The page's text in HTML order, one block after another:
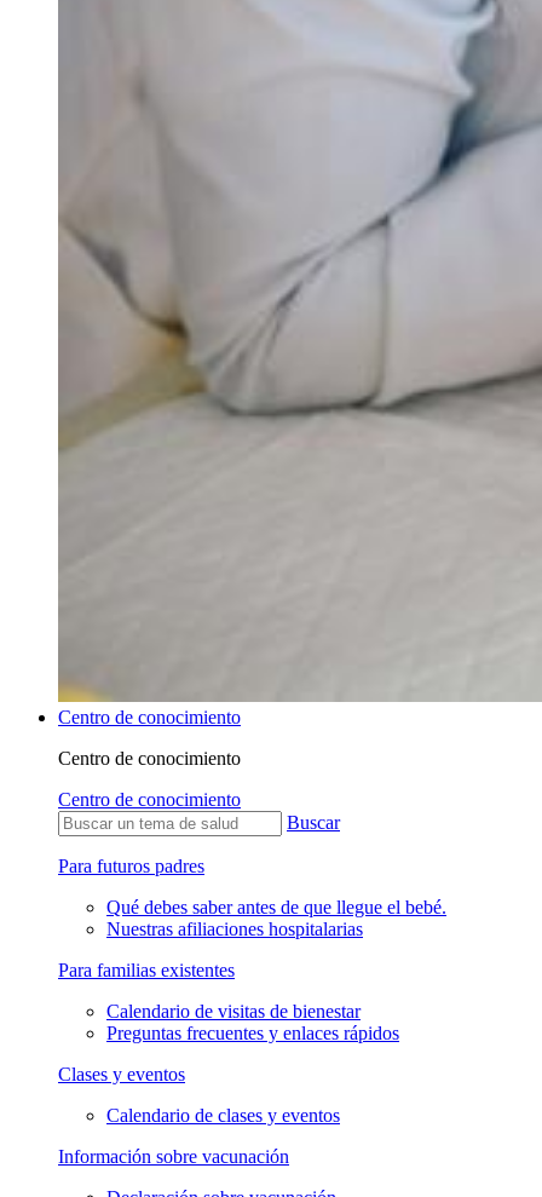
Centro de conocimiento
Centro de conocimiento
Centro de conocimiento
Buscar
Para futuros padres
Qué debes saber antes de que llegue el bebé.
Nuestras afiliaciones hospitalarias
Para familias existentes
Calendario de visitas de bienestar
Preguntas frecuentes y enlaces rápidos
Clases y eventos
Calendario de clases y eventos
Información sobre vacunación